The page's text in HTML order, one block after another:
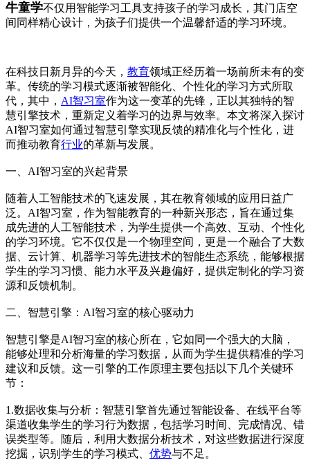
牛童学不仅用智能学习工具支持孩子的学习成长，其门店空
间同样精心设计，为孩子们提供一个温馨舒适的学习环境。
在科技日新月异的今天， 教育领域正经历着一场前所未有的变
革。传统的学习模式逐渐被智能化、个性化的学习方式所取
代，其中， AI智习室作为这一变革的先锋，正以其独特的智
慧引擎技术，重新定义着学习的边界与效率。本文将深入探讨
AI智习室如何通过智慧引擎实现反馈的精准化与个性化，进
而推动教育行业的革新与发展。
一、AI智习室的兴起背景
随着人工智能技术的飞速发展，其在教育领域的应用日益广
泛。AI智习室，作为智能教育的一种新兴形态，旨在通过集
成先进的人工智能技术，为学生提供一个高效、互动、个性化
的学习环境。它不仅仅是一个物理空间，更是一个融合了大数
据、云计算、机器学习等先进技术的智能生态系统，能够根据
学生的学习习惯、能力水平及兴趣偏好，提供定制化的学习资
源和反馈机制。
二、智慧引擎：AI智习室的核心驱动力
智慧引擎是AI智习室的核心所在，它如同一个强大的大脑，
能够处理和分析海量的学习数据，从而为学生提供精准的学习
建议和反馈。这一引擎的工作原理主要包括以下几个关键环
节：
1.数据收集与分析：智慧引擎首先通过智能设备、在线平台等
渠道收集学生的学习行为数据，包括学习时间、完成情况、错
误类型等。随后，利用大数据分析技术，对这些数据进行深度
挖掘，识别学生的学习模式、 优势与不足。